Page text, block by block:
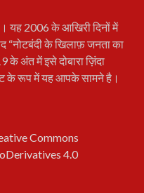
यह 2006 के आखिरी दिनों में
के खिलाफ़ जनता का
के अंत में इसे दोबारा ज़िंदा
के रूप में यह आपके सामने है।
Commons
4.0